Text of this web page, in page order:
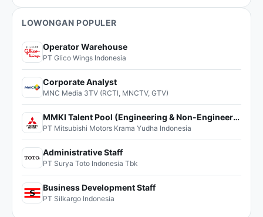
LOWONGAN POPULER
Operator Warehouse
PT Glico Wings Indonesia
Corporate Analyst
MNC Media 3TV (RCTI, MNCTV, GTV)
MMKI Talent Pool (Engineering & Non-Engineering)
PT Mitsubishi Motors Krama Yudha Indonesia
Administrative Staff
PT Surya Toto Indonesia Tbk
Business Development Staff
PT Silkargo Indonesia